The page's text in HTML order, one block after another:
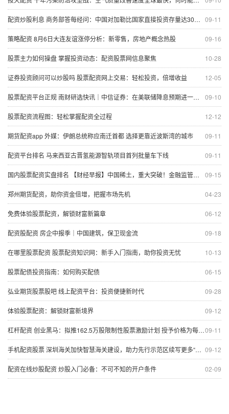
09-11
配资炒股利息 商务部答每经问：中国对加勒比国家直接投资存量达30多亿美元，正在清洁能源、储能等领域探索合作机遇
09-16
策略配资 8月6日大连友谊涨停分析：新零售，房地产概念热股
10-28
股票主力如何操盘 掌握投资动态：配资股票网信息聚焦
12-05
证券投资顾问可以炒股吗 股票配资网上交易：轻松投资，倍增收益
09-10
股票配资平台正规 南财研选快讯｜中信证券：在美联储降息预期进一步升温背景下 下阶段数量与利率型货币政策仍有发力空间
12-12
股票配资流程图：轻松掌握配资全过程
09-11
期货配资app 外媒：伊朗总统称应南迁首都 选择更靠近波斯湾的城市
09-11
配资平台排名 马来西亚古晋氢能源智轨项目首列批量车下线
09-15
国内股票配资实盘排名 【财经早报】中国稀土，重大突破！金融监管总局重磅部署
04-23
郑州期货配资，助你资金倍增，把握市场先机
06-12
免费体验股票配资，解锁财富新篇章
09-18
配资股配资 房企中报季｜中国建筑，保卫现金流
10-13
在哪里股票配资 股票配资知识网：新手入门指南，助你投资无忧
06-15
股票配债投资指南：如何购买配债
09-28
弘业期货股票股吧 线上配资平台：投资便捷新时代
09-12
体验股票配资：解锁财富新境界
09-11
杠杆配资 创业黑马：拟推162.5万股限制性股票激励计划 授予价格为每股13.72元
09-12
手机配资股票 深圳海关加快智慧海关建设，助力先行示范区续写更多“春天的故事”
02-09
配资在线炒股配资 炒股入门必备：不可不知的开户条件